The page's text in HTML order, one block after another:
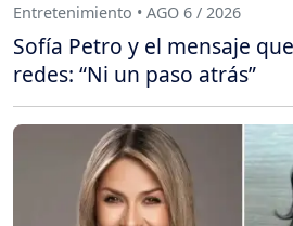
Entretenimiento • AGO 6 / 2026
Sofía Petro y el mensaje
redes: “Ni un paso atrás”